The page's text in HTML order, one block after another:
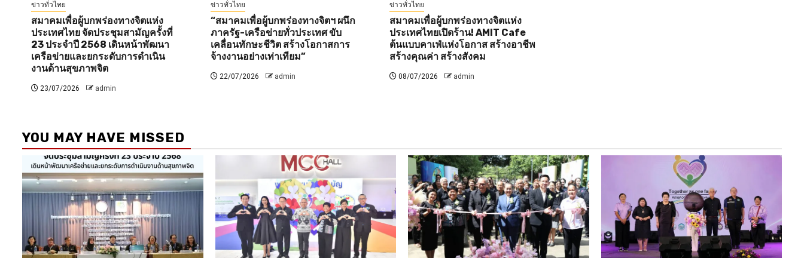
ข่าวทั่วไทย
สมาคมเพื่อผู้บกพร่องทางจิตแห่ง
ประเทศไทย จัดประชุมสามัญครั้งที่
23 ประจำปี 2568 เดินหน้าพัฒนา
เครือข่ายและยกระดับการดำเนิน
งานด้านสุขภาพจิต
23/07/2026 admin
ข่าวทั่วไทย
“สมาคมเพื่อผู้บกพร่องทางจิตฯ ผนึก
ภาครัฐ-เครือข่ายทั่วประเทศ ขับ
เคลื่อนทักษะชีวิต สร้างโอกาสการ
จ้างงานอย่างเท่าเทียม”
22/07/2026 admin
ข่าวทั่วไทย
สมาคมเพื่อผู้บกพร่องทางจิตแห่ง
ประเทศไทยเปิดร้าน! AMIT Cafe
ต้นแบบคาเฟ่แห่งโอกาส สร้างอาชีพ
สร้างคุณค่า สร้างสังคม
08/07/2026 admin
YOU MAY HAVE MISSED